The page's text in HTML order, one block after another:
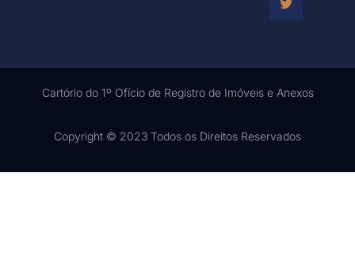
Cartório do 1º Ofício de Registro de Imóveis e Anexos
Copyright © 2023 Todos os Direitos Reservados